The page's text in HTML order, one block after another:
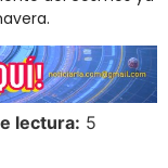
lectura: 5